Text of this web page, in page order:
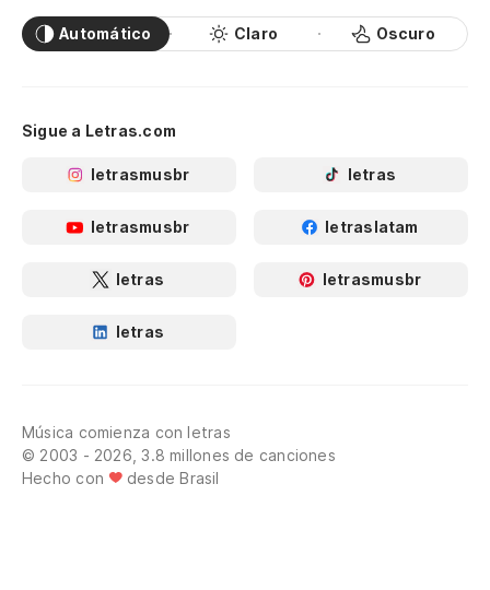
Automático Claro Oscuro
Sigue a Letras.com
letrasmusbr letras
letrasmusbr letraslatam
letras letrasmusbr
letras
Música comienza con letras
© 2003 - 2026, 3.8 millones de canciones
Hecho con
desde Brasil